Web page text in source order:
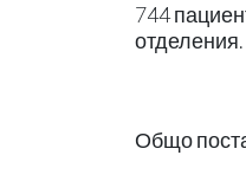
744
отделения.
Общо